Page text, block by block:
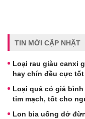
TIN MỚI CẬP NHẬT
Loại rau giàu canxi
hay chín đều cực tốt
Loại quả có giá
tim mạch, tốt cho
Lon bia uống dở